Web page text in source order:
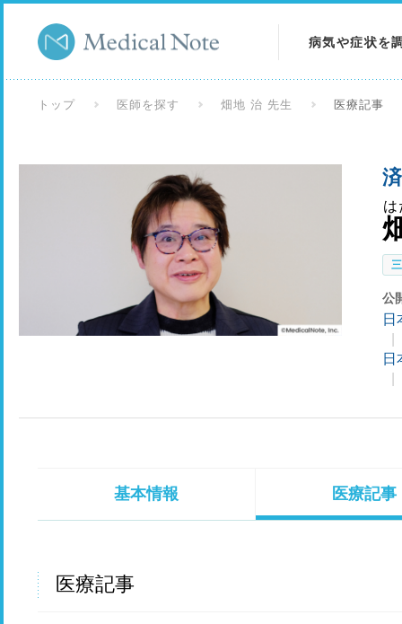
病気や症状を
検査を調べる
トップ 医師を探す 畑地 治 先生 医療記事
は
公
日
日
基本情報 医療記事
医療記事